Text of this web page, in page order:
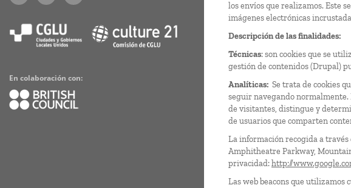
En colaboración con:
los envíos que realizamos. Este
imágenes electrónicas
Descripción de las finalidades:
Técnicas: son cookies que se
gestión de contenidos (Drupal)
Analíticas: Se trata de cookies
seguir navegando
de visitantes, distingue y
de usuarios que comparten
La información recogida a
Amphitheatre Parkway,
privacidad:http://
Las web beacons que utilizamos